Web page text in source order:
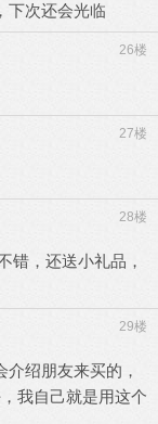
下次还会光临
26楼
27楼
28楼
错，还送小礼品，
29楼
绍朋友来买的，
我自己就是用这个